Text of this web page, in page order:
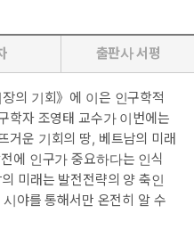
출판사 서평
의 기회》에 이은 인구학적
학자 조영태 교수가 이번에는
거운 기회의 땅, 베트남의 미래
에 인구가 중요하다는 인식
미래는 발전전략의 양 축인
시야를 통해서만 온전히 알 수